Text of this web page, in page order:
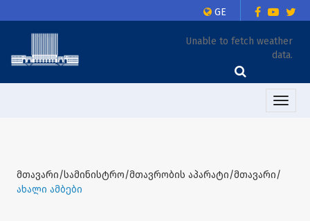
GE
Unable to fetch weather
data.
Toggle
მთავარი/სამინისტრო/მთავრობის აპარატი/მთავარი/
ახალი ამბები